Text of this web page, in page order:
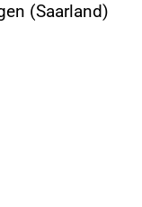
(Saarland)